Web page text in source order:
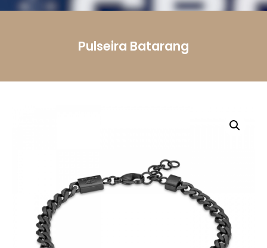
Pulseira Batarang